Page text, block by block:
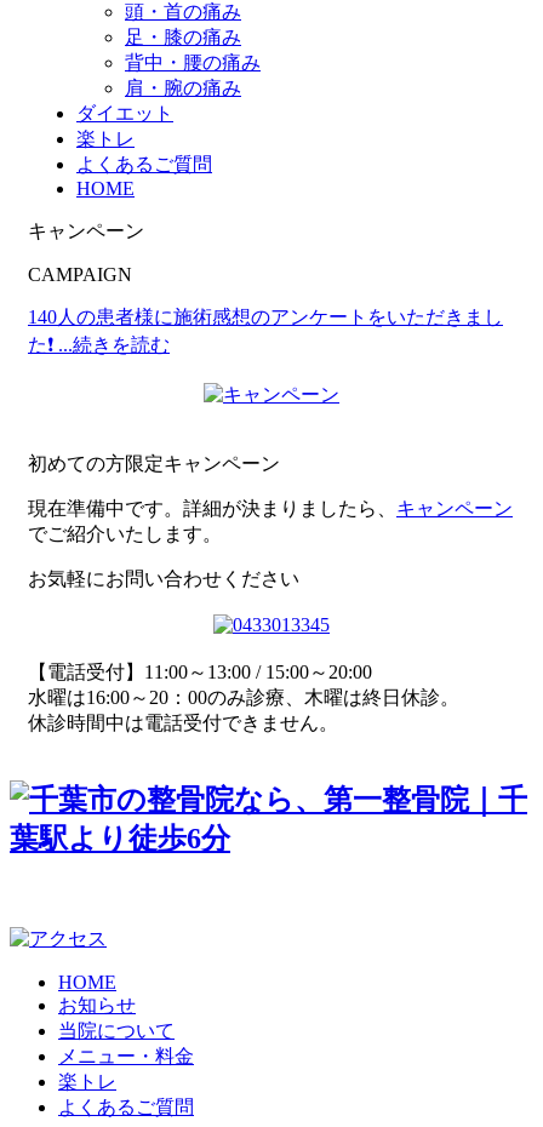
頭・首の痛み
足・膝の痛み
背中・腰の痛み
肩・腕の痛み
ダイエット
楽トレ
よくあるご質問
HOME
キャンペーン
CAMPAIGN
140人の患者様に施術感想のアンケートをいただきまし
た❗ ...続きを読む
初めての方限定キャンペーン
現在準備中です。詳細が決まりましたら、 キャンペーン
でご紹介いたします。
お気軽にお問い合わせください
【電話受付】11:00～13:00 / 15:00～20:00
水曜は16:00～20：00のみ診療、木曜は終日休診。
休診時間中は電話受付できません。
HOME
お知らせ
当院について
メニュー・料金
楽トレ
よくあるご質問